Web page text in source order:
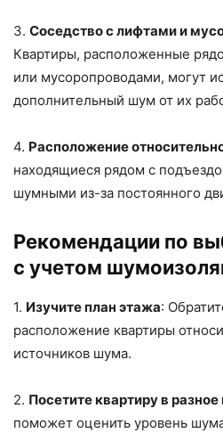
3. Соседство с лифтами и
Квартиры, расположенные
или мусоропроводами, могут
дополнительный шум от их
4. Расположение
находящиеся рядом с
шумными из-за постоянного
Рекомендации по
с учетом
1. Изучите план этажа:
расположение квартиры
источников шума.
2. Посетите квартиру в
поможет оценить уровень